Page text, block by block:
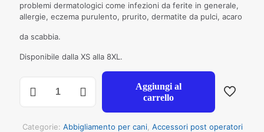
problemi dermatologici come infezioni da ferite in generale,
allergie, eczema purulento, prurito, dermatite da pulci, acaro
da scabbia.
Disponibile dalla XS alla 8XL.
CM
Aggiungi al
carrello
Categorie: Abbigliamento per cani Accessori post operatori